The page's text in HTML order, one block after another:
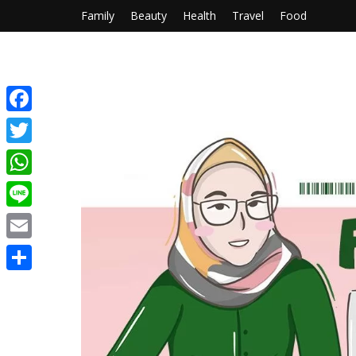
Family Beauty Health Travel Food
Facebook
Twitter
WhatsApp
Line
Email